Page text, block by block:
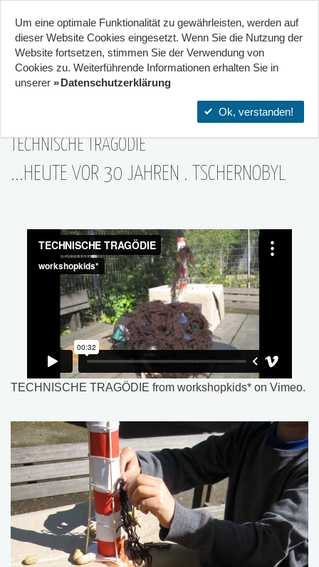
Start Projekte Orte
TECHNISCHE TRAGÖDIE
...HEUTE VOR 30 JAHREN . TSCHERNOBYL
16
Stadtteilzentrum Gräselberg .
TECHNISCHE TRAGÖDIE from workshopkids* on Vimeo.
Um eine optimale Funktionalität zu gewährleisten, werden auf
dieser Website Cookies eingesetzt. Wenn Sie die Nutzung der
Website fort­setzen, stimmen Sie der Verwendung von
Cookies zu. Weiterführende Informationen erhalten Sie in
unserer
Datenschutzerklärung
Ok, verstanden!